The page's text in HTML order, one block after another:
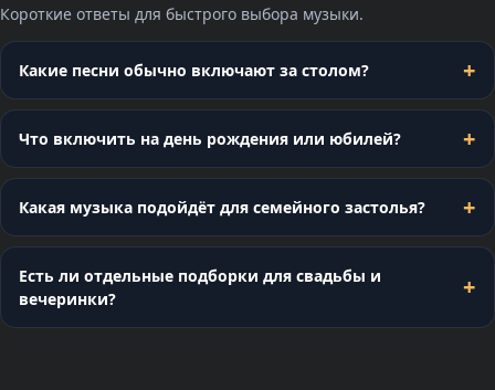
Короткие ответы для быстрого выбора музыки.
Какие песни обычно включают за столом?
Что включить на день рождения или юбилей?
Какая музыка подойдёт для семейного застолья?
Есть ли отдельные подборки для свадьбы и
вечеринки?